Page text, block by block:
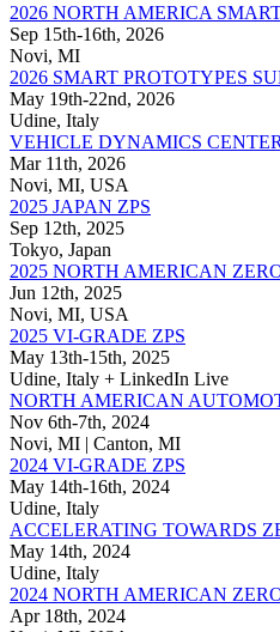
2026 NORTH AMERICA
Sep 15th-16th, 2026
Novi, MI
2026 SMART PROTOTYPES
May 19th-22nd, 2026
Udine, Italy
VEHICLE DYNAMICS
Mar 11th, 2026
Novi, MI, USA
2025 JAPAN ZPS
Sep 12th, 2025
Tokyo, Japan
2025 NORTH AMERICAN
Jun 12th, 2025
Novi, MI, USA
2025 VI-GRADE ZPS
May 13th-15th, 2025
Udine, Italy + LinkedIn Live
NORTH AMERICAN
Nov 6th-7th, 2024
Novi, MI | Canton, MI
2024 VI-GRADE ZPS
May 14th-16th, 2024
Udine, Italy
ACCELERATING TOWARDS
May 14th, 2024
Udine, Italy
2024 NORTH AMERICAN
Apr 18th, 2024